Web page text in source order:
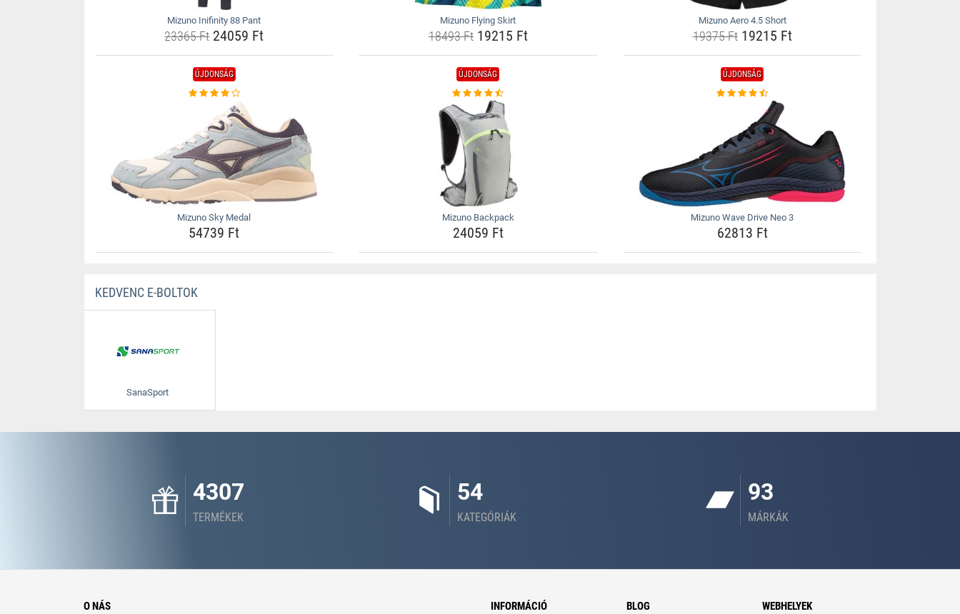
Mizuno Inifinity 88 Pant
23365 Ft24059 Ft
Mizuno Flying Skirt
18493 Ft19215 Ft
Mizuno Aero 4.5 Short
19375 Ft19215 Ft
ÚJDONSÁG
Mizuno Sky Medal
54739 Ft
ÚJDONSÁG
Mizuno Backpack
24059 Ft
ÚJDONSÁG
Mizuno Wave Drive Neo 3
62813 Ft
KEDVENC E-BOLTOK
SanaSport
4307
TERMÉKEK
54
KATEGÓRIÁK
93
MÁRKÁK
O NÁS INFORMÁCIÓ BLOG WEBHELYEK